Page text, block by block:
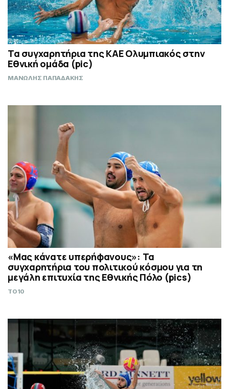
Τα συγχαρητήρια της ΚΑΕ Ολυμπιακός στην
Εθνική ομάδα (pic)
ΜΑΝΩΛΗΣ ΠΑΠΑΔΑΚΗΣ
«Μας κάνατε υπερήφανους»: Τα
συγχαρητήρια του πολιτικού κόσμου για τη
μεγάλη επιτυχία της Εθνικής Πόλο (pics)
TO10